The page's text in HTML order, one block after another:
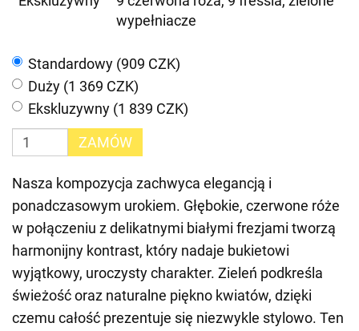
wypełniacze
Standardowy (909 CZK)
Duży (1 369 CZK)
Ekskluzywny (1 839 CZK)
ZAMÓW
Nasza kompozycja zachwyca elegancją i
ponadczasowym urokiem. Głębokie, czerwone róże
w połączeniu z delikatnymi białymi frezjami tworzą
harmonijny kontrast, który nadaje bukietowi
wyjątkowy, uroczysty charakter. Zieleń podkreśla
świeżość oraz naturalne piękno kwiatów, dzięki
czemu całość prezentuje się niezwykle stylowo. Ten